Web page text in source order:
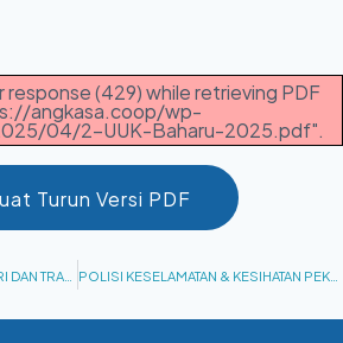
(429) while retrieving PDF
angkasa.coop/wp-
04/2-UUK-Baharu-2025.pdf".
Turun Versi PDF
KURSUS PEMANTAPAN JATI DIRI DAN TRANFORMASI PERNIAGAAN KOPERASI IPT DAN BELIA 2026 & BORANG PERMOHONAN POLISI KESELAMATAN & KESIHATAN PEKERJAAN